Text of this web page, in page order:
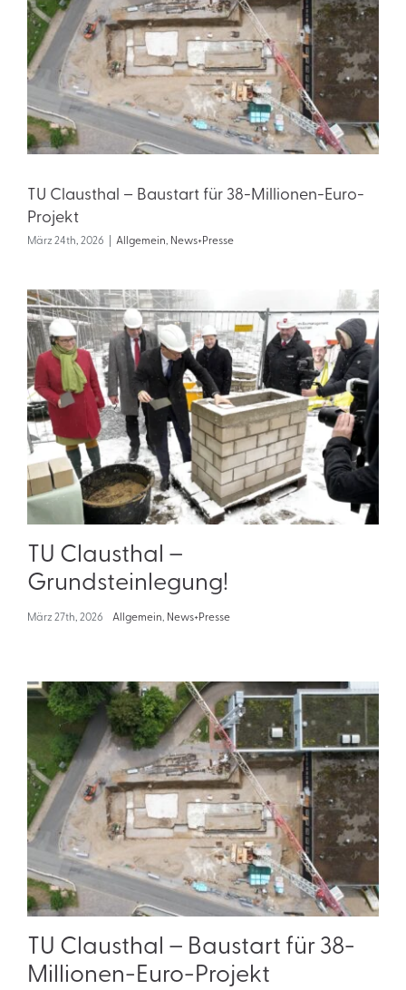
TU Clausthal – Baustart für 38-Millionen-Euro-
Projekt
März 24th, 2026 | Allgemein, News+Presse
TU Clausthal –
Grundsteinlegung!
März 27th, 2026 Allgemein News+Presse
TU Clausthal – Baustart für 38-
Millionen-Euro-Projekt